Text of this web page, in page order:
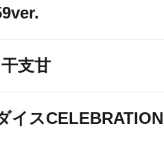
支甘
イスCELEBRATION